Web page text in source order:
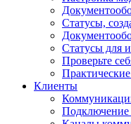
Статусы,
Статусы для
Проверьте
Клиенты
Подключение